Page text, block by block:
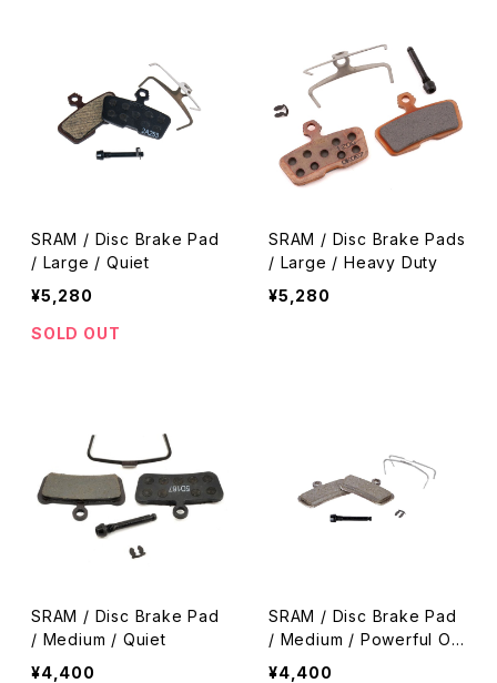
SRAM / Disc Brake Pad
/ Large / Quiet
¥5,280
SOLD OUT
SRAM / Disc Brake Pads
/ Large / Heavy Duty
¥5,280
SRAM / Disc Brake Pad
/ Medium / Quiet
¥4,400
SRAM / Disc Brake Pad
/ Medium / Powerful Or
ganic
¥4,400